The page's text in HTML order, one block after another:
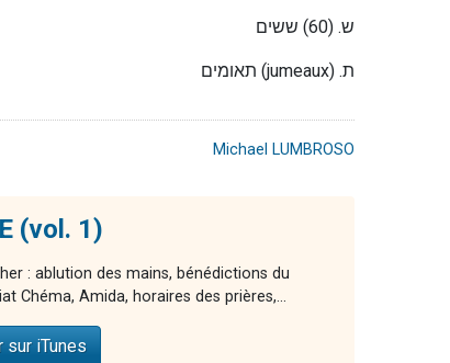
ש. (60) ששים
תאומים (jumeaux) .ת
Michael LUMBROSO
(vol. 1)
: ablution des mains, bénédictions du
Chéma, Amida, horaires des prières,...
sur iTunes